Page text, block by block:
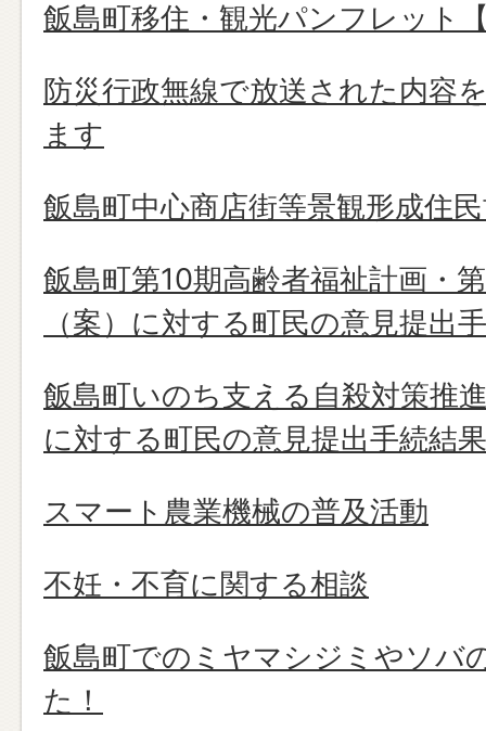
飯島町移住・観光パンフレット
防災行政無線で放送された内容
ます
飯島町中心商店街等景観形成住
飯島町第10期高齢者福祉計画・
（案）に対する町民の意見提出
飯島町いのち支える自殺対策推
に対する町民の意見提出手続結果
スマート農業機械の普及活動
不妊・不育に関する相談
飯島町でのミヤマシジミやソバ
た！